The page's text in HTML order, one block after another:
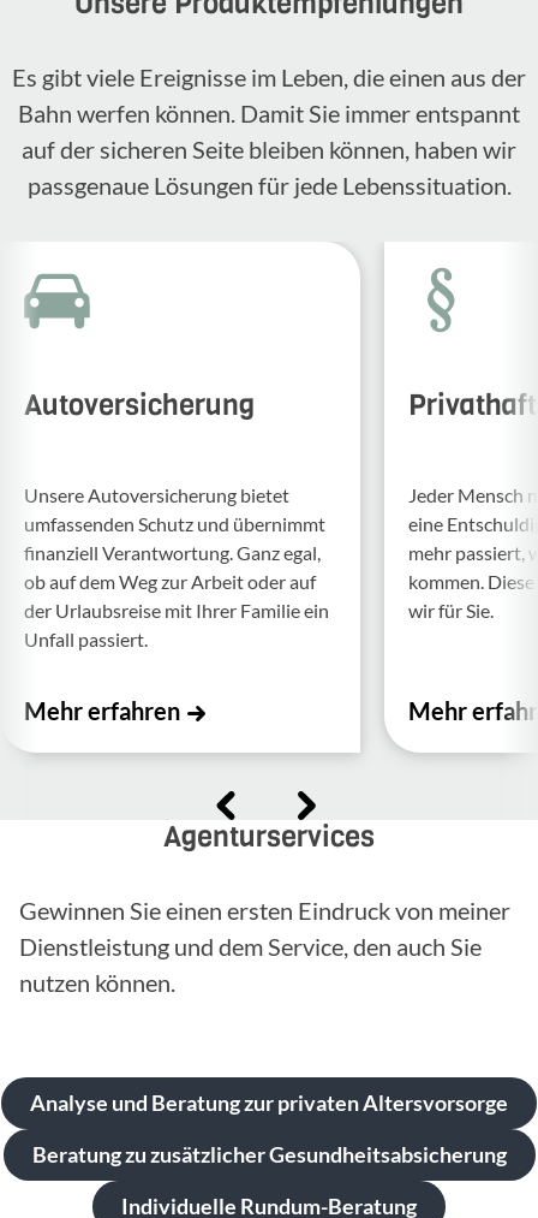
Es gibt viele Ereignisse im Leben, die einen aus der
Bahn werfen können. Damit Sie immer entspannt
auf der sicheren Seite bleiben können, haben wir
passgenaue Lösungen für jede Lebenssituation.
Autoversicherung
Unsere Auto­ver­si­che­rung bietet
umfas­senden Schutz und über­nimmt
finan­ziell Verant­wor­tung. Ganz egal,
ob auf dem Weg zur Arbeit oder auf
der Urlaubs­reise mit Ihrer Familie ein
Unfall passiert.
Mehr erfahren
Jeder Mensch
eine
mehr passiert,
kommen.
wir für Sie.
Mehr
Agenturservices
Gewinnen Sie einen ersten Eindruck von meiner
Dienstleistung und dem Service, den auch Sie
nutzen können.
Analyse und Beratung zur privaten Altersvorsorge
Beratung zu zusätzlicher Gesundheitsabsicherung
Individuelle Rundum-Beratung